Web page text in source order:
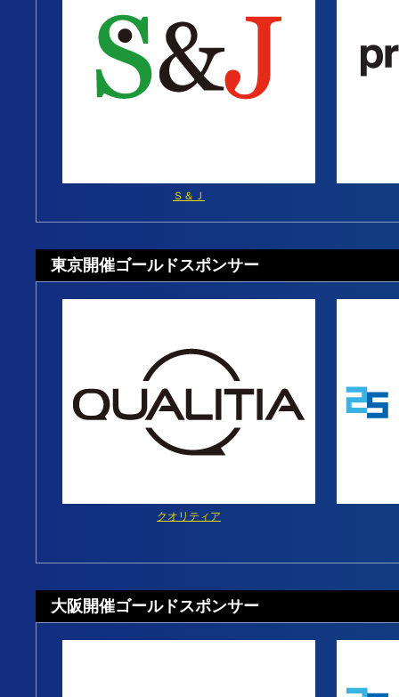
Ｓ＆Ｊ
東京開催ゴールドスポンサー
クオリティア
大阪開催ゴールドスポンサー